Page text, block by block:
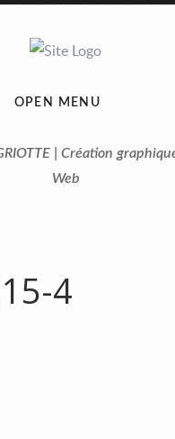
OPEN MENU
| Création
Web
4